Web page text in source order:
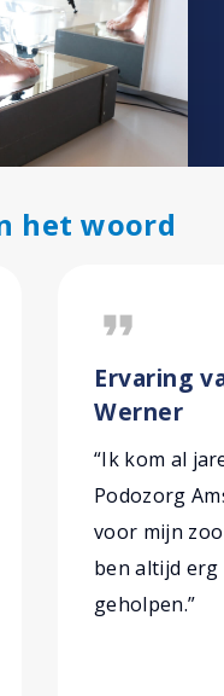
het woord
format_quote
Ervaring
Werner
“Ik kom al
Podozorg
voor mijn
ben altijd erg
geholpen.”